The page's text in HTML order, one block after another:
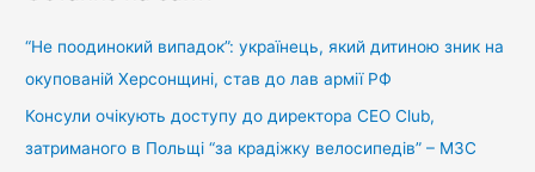
:“Не поодинокий випадок”: українець, який дитиною зник на
окупованій Херсонщині, став до лав армії РФ
Консули очікують доступу до директора CEO Club,
затриманого в Польщі “за крадіжку велосипедів” – МЗС